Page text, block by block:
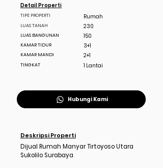
Detail Properti
TIPE PROPERTI
LUAS TANAH
LUAS BANGUNAN
KAMAR TIDUR
KAMAR MANDI
TINGKAT
Rumah
230
150
3+1
2+1
1 Lantai
Hubungi Kami
Deskripsi Properti
Dijual Rumah Manyar Tirtoyoso Utara
Sukolilo Surabaya